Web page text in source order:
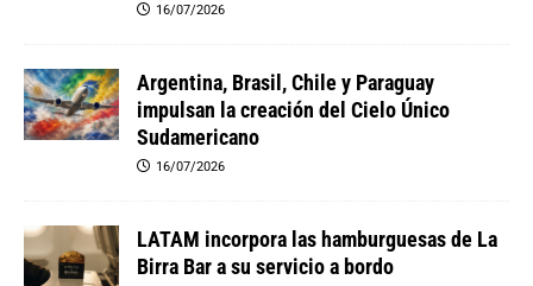
16/07/2026
Argentina, Brasil, Chile y Paraguay
impulsan la creación del Cielo Único
Sudamericano
16/07/2026
LATAM incorpora las hamburguesas de La
Birra Bar a su servicio a bordo